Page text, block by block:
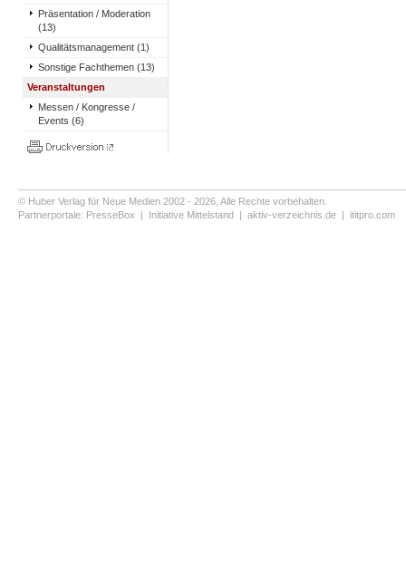
Präsentation / Moderation
(13)
Qualitätsmanagement (1)
Sonstige Fachthemen (13)
Veranstaltungen
Messen / Kongresse /
Events (6)
© Huber Verlag für Neue Medien 2002 - 2026, Alle Rechte vorbehalten.
Partnerportale: PresseBox | Initiative Mittelstand | aktiv-verzeichnis.de | ititpro.com